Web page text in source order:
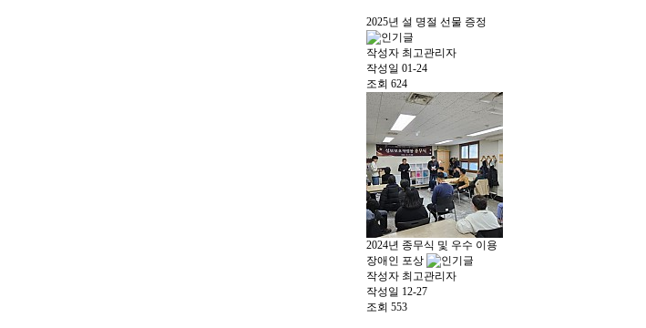
2025년 설 명절 선물 증정
작성자 최고관리자
작성일 01-24
조회 624
2024년 종무식 및 우수 이용
장애인 포상
작성자 최고관리자
작성일 12-27
조회 553